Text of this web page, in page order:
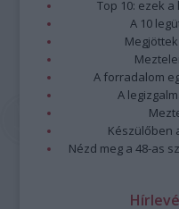
Top 10: ezek
A 10
A forradalom
A
Készülőben
Nézd meg a 48-as